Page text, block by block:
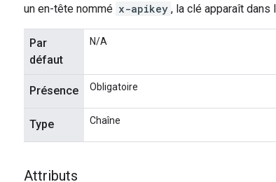
un en-tête nommé x-apikey , la clé apparaît dans
Par
défaut
N/A
Présence Obligatoire
Type Chaîne
Attributs